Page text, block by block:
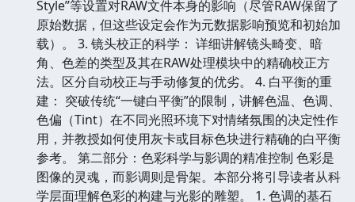
Style”等设置对RAW文件本身的影响（尽管RAW保留了
原始数据，但这些设定会作为元数据影响预览和初始加
载）。 3. 镜头校正的科学： 详细讲解镜头畸变、暗
角、色差的类型及其在RAW处理模块中的精确校正方
法。区分自动校正与手动修复的优劣。 4. 白平衡的重
建： 突破传统“一键白平衡”的限制，讲解色温、色调、
色偏（Tint）在不同光照环境下对情绪氛围的决定性作
用，并教授如何使用灰卡或目标色块进行精确的白平衡
参考。 第二部分：色彩科学与影调的精准控制 色彩是
图像的灵魂，而影调则是骨架。本部分将引导读者从科
学层面理解色彩的构建与光影的雕塑。 1. 色调的基石